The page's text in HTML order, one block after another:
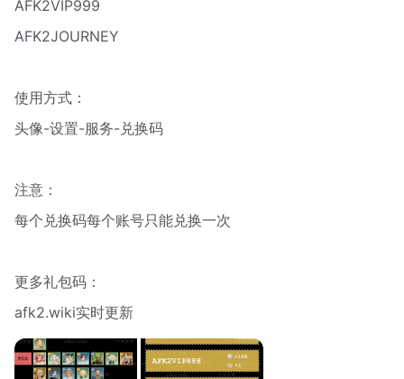
AFK2VIP999
AFK2JOURNEY
使用方式：
头像-设置-服务-兑换码
注意：
每个兑换码每个账号只能兑换一次
更多礼包码：
afk2.wiki实时更新